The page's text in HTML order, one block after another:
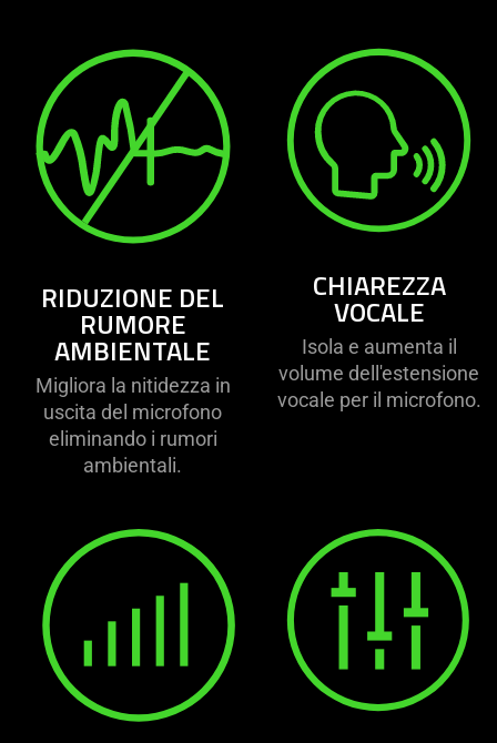
RIDUZIONE DEL
RUMORE
AMBIENTALE
Migliora la nitidezza in
uscita del microfono
eliminando i rumori
ambientali.
CHIAREZZA
VOCALE
Isola e aumenta il
volume dell'estensione
vocale per il microfono.